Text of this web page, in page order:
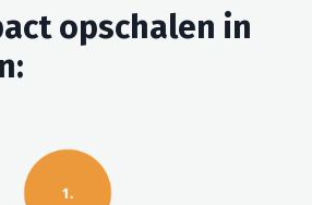
opschalen in